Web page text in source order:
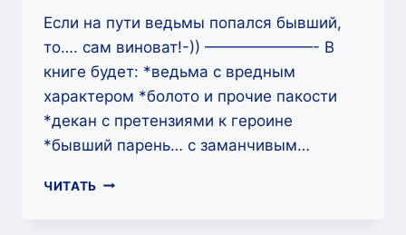
Если на пути ведьмы попался бывший,
то…. сам виноват!-)) ———————- В
книге будет: *ведьма с вредным
характером *болото и прочие пакости
*декан с претензиями к героине
*бывший парень… с заманчивым…
ЧИТАТЬ МАГИЧЕСКАЯ